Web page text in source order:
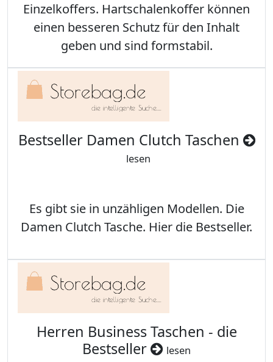
Einzelkoffers. Hartschalenkoffer können
einen besseren Schutz für den Inhalt
geben und sind formstabil.
Bestseller Damen Clutch Taschen
lesen
Es gibt sie in unzähligen Modellen. Die
Damen Clutch Tasche. Hier die Bestseller.
Herren Business Taschen - die
Bestseller
lesen